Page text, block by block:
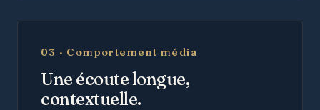
03 · Comportement média
Une écoute longue,
contextuelle.